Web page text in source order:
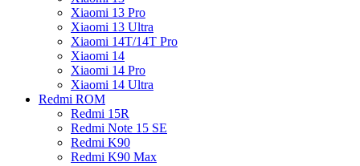
Xiaomi 13 Pro
Xiaomi 13 Ultra
Xiaomi 14T/14T Pro
Xiaomi 14
Xiaomi 14 Pro
Xiaomi 14 Ultra
Redmi ROM
Redmi 15R
Redmi Note 15 SE
Redmi K90
Redmi K90 Max